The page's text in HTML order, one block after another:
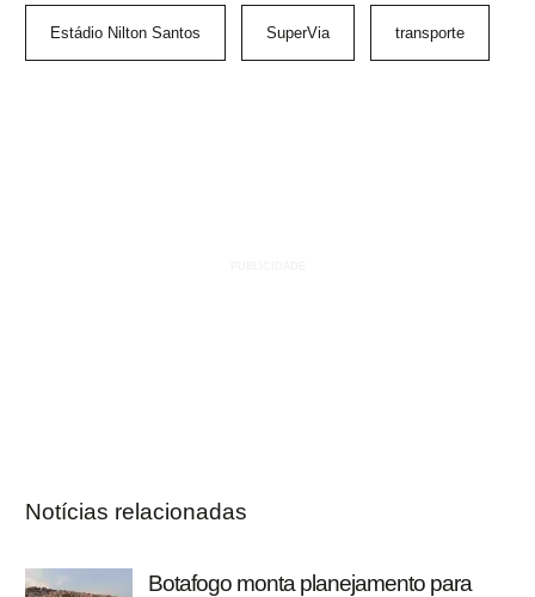
Estádio Nilton Santos SuperVia transporte
Notícias relacionadas
Botafogo monta planejamento para